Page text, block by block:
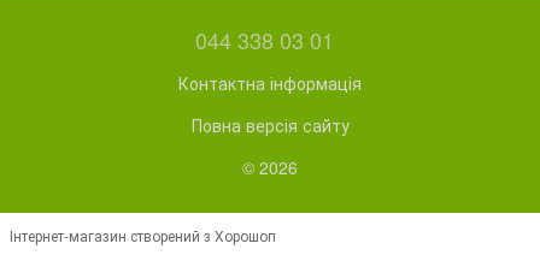
044 338 03 01
Контактна інформація
Повна версія сайту
© 2026
Інтернет-магазин створений з Хорошоп